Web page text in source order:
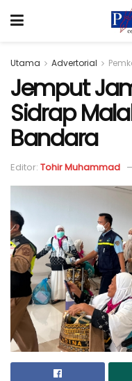
Utama Advertorial
Jemput
Sidrap
Bandara
Editor: Tohir Muhammad